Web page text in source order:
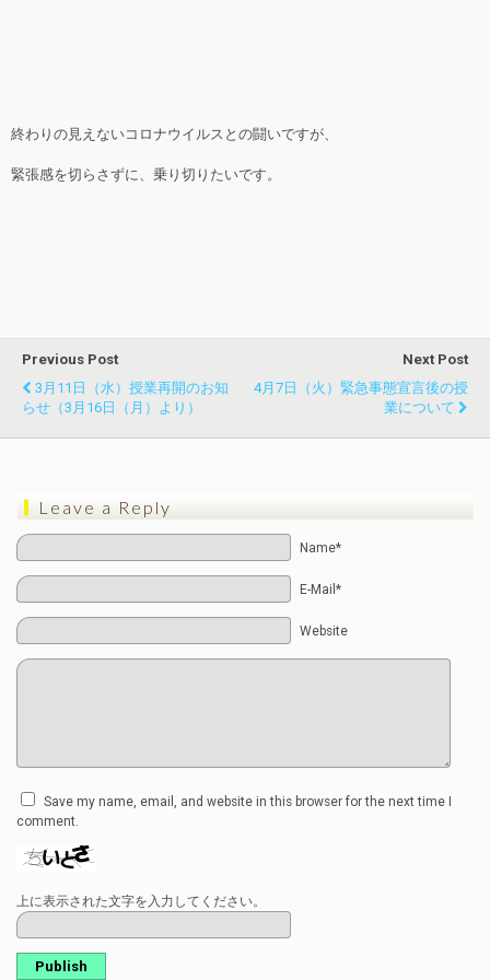
終わりの見えないコロナウイルスとの闘いですが、
緊張感を切らさずに、乗り切りたいです。
Previous Post
3月11日（水）授業再開のお知
らせ（3月16日（月）より）
Next Post
4月7日（火）緊急事態宣言後の授
業について
Leave a Reply
Name*
E-Mail*
Website
Save my name, email, and website in this browser for the next time I
comment.
上に表示された文字を入力してください。
Publish